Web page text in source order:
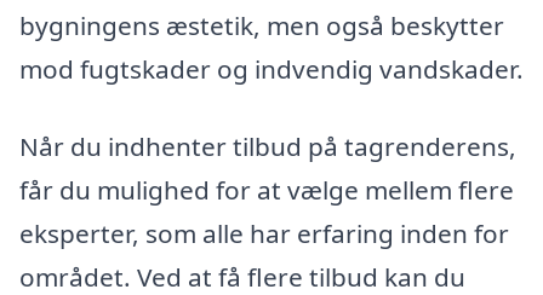
bygningens æstetik, men også beskytter
mod fugtskader og indvendig vandskader.
Når du indhenter tilbud på tagrenderens,
får du mulighed for at vælge mellem flere
eksperter, som alle har erfaring inden for
området. Ved at få flere tilbud kan du